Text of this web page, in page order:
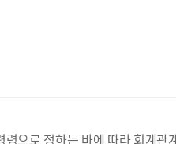
으로 정하는 바에 따라 회계